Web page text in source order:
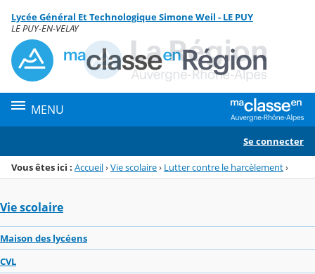
Menu de la rubrique
Contenu
Lycée Général Et Technologique Simone Weil - LE PUY
LE PUY-EN-VELAY
MENU
Se connecter
Vous êtes ici : Accueil›Vie scolaire› Lutter contre le harcèlement›
Vie scolaire
Maison des lycéens
CVL